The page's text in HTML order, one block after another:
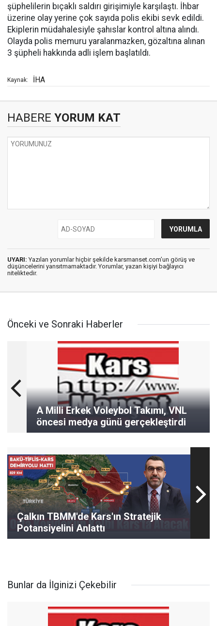
şüphelilerin bıçaklı saldırı girişimiyle karşılaştı. İhbar
üzerine olay yerine çok sayıda polis ekibi sevk edildi.
Ekiplerin müdahalesiyle şahıslar kontrol altına alındı.
Olayda polis memuru yaralanmazken, gözaltına alınan
3 şüpheli hakkında adli işlem başlatıldı.
Kaynak: İHA
HABERE YORUM KAT
UYARI: Yazılan yorumlar hiçbir şekilde karsmanset.com’un görüş ve
düşüncelerini yansıtmamaktadır. Yorumlar, yazan kişiyi bağlayıcı
niteliktedir.
Önceki ve Sonraki Haberler
A Milli Erkek Voleybol Takımı, VNL
öncesi medya günü gerçekleştirdi
Çalkın TBMM'de Kars'ın Stratejik
Potansiyelini Anlattı
Bunlar da İlginizi Çekebilir